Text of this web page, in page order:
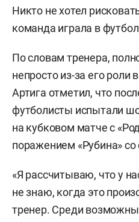
Никто не хотел
команда играла в
По словам тренера,
непросто из-за его роли
Артига отметил, что
футболисты испытали
на кубковом матче с
поражением «Рубина» со
«Я рассчитываю, что у
не знаю, когда это
тренер. Среди